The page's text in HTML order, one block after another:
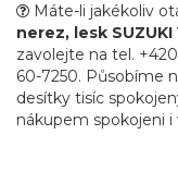
Máte-li jakékoliv
nerez, lesk
zavolejte na tel.
60-7250. Působíme
desítky tisíc
nákupem spokojeni i